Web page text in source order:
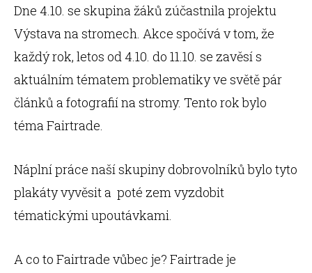
Dne 4.10. se skupina žáků zúčastnila projektu
Výstava na stromech. Akce spočívá v tom, že
každý rok, letos od 4.10. do 11.10. se zavěsí s
aktuálním tématem problematiky ve světě pár
článků a fotografií na stromy. Tento rok bylo
téma Fairtrade.
Náplní práce naší skupiny dobrovolníků bylo tyto
plakáty vyvěsit a poté zem vyzdobit
tématickými upoutávkami.
A co to Fairtrade vůbec je? Fairtrade je